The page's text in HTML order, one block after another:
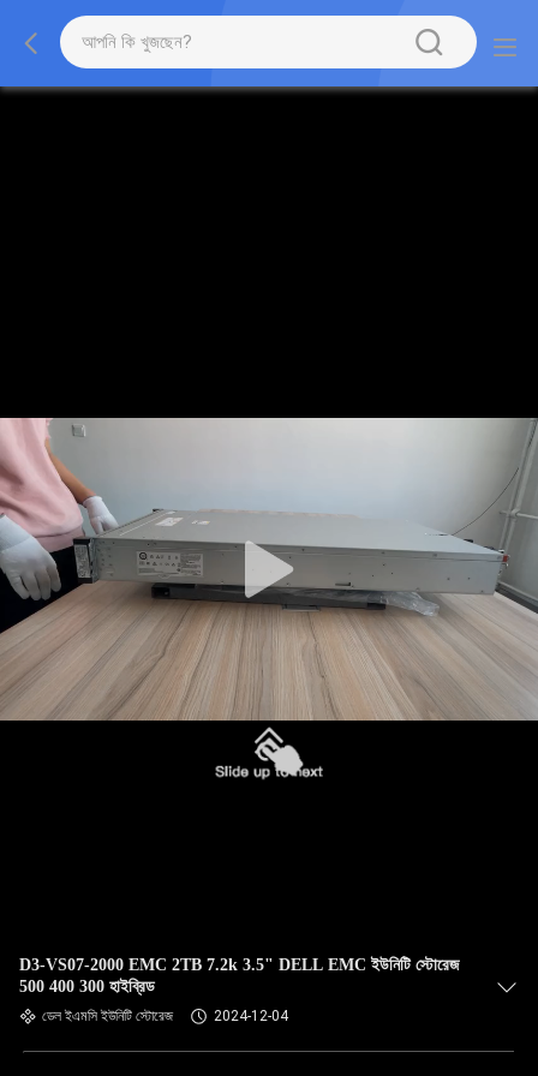
D3-VS07-2000 EMC 2TB 7.2k 3.5" DELL EMC ইউনিটি স্টোরেজ
500 400 300 হাইব্রিড
ডেল ইএমসি ইউনিটি স্টোরেজ 2024-12-04